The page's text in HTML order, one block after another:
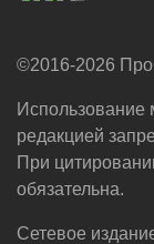
©2016-2026
Использование
редакцией
При
обязательна.
Сетевое